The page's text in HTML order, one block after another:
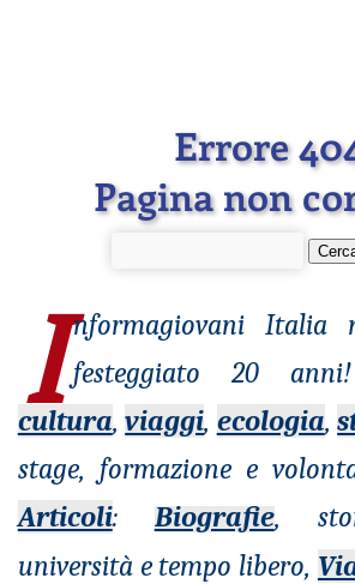
Errore
Pagina non
I nformagiovaniItalia
festeggiato 20
cultura,viaggi, ecologia,
stage, formazione e
Articoli: Biografie,
università e tempo libero,